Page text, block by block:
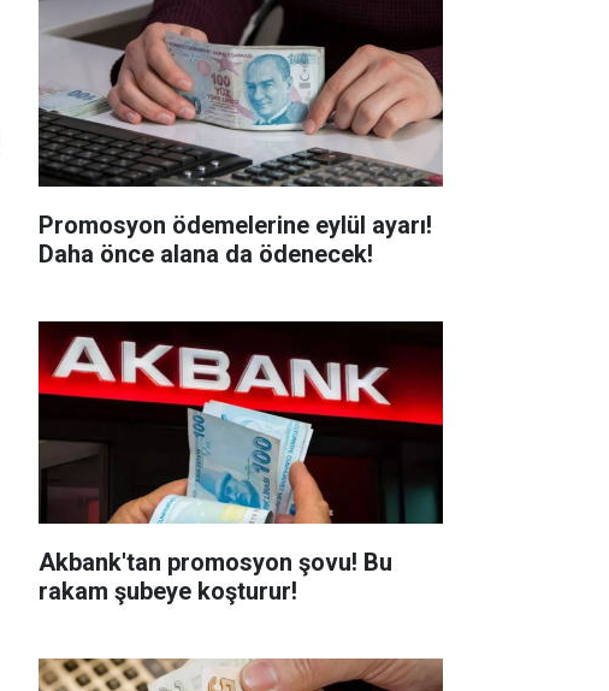
Promosyon ödemelerine eylül ayarı!
Daha önce alana da ödenecek!
Akbank'tan promosyon şovu! Bu
rakam şubeye koşturur!